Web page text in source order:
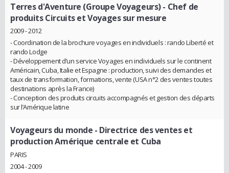
Terres d'Aventure (Groupe Voyageurs)- Chef de
produits Circuits et Voyages sur mesure
2009 - 2012
- Coordination de la brochure voyages en individuels : rando Liberté et
rando Lodge
- Développement d’un service Voyages en individuels sur le continent
Américain, Cuba, Italie et Espagne : production, suivi des demandes et
taux de transformation, formations, vente (USA n°2 des ventes toutes
destinations après la France)
- Conception des produits circuits accompagnés et gestion des départs
sur l’Amérique latine
Voyageurs du monde - Directrice des ventes et
production Amérique centrale et Cuba
PARIS
2004 - 2009